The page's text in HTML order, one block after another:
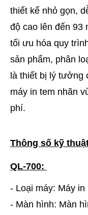
thiết kế nhỏ gọn,
độ cao lên đến 93
tối ưu hóa quy
sản phẩm, phân
là thiết bị lý tưởng
máy in tem nhãn
phí.
Thông số kỹ
QL-700:
- Loại máy: Máy in
- Màn hình: Màn